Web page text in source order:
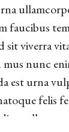
faucibus
sit viverra
nunc
est urna
felis